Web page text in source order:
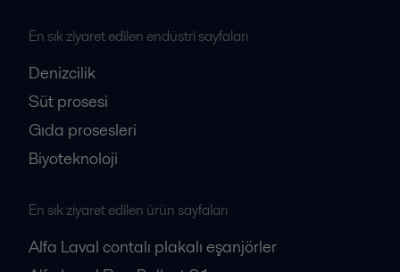
En sık ziyaret edilen endüstri sayfaları
Denizcilik
Süt prosesi
Gıda prosesleri
Biyoteknoloji
En sık ziyaret edilen ürün sayfaları
Alfa Laval contalı plakalı eşanjörler